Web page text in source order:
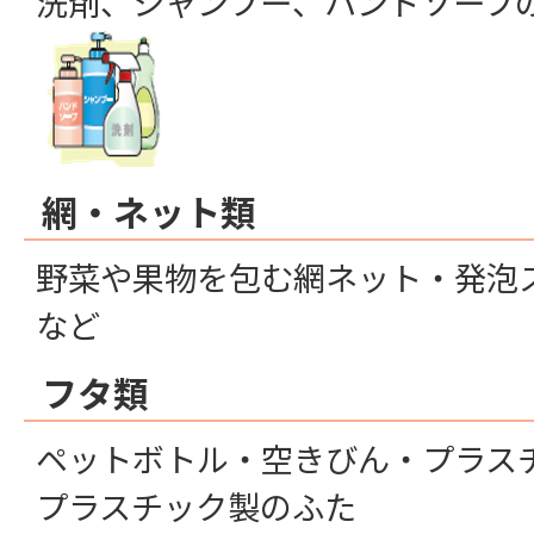
網・ネット類
野菜や果物を包む網ネット・発
など
フタ類
ペットボトル・空きびん・プラス
プラスチック製のふた